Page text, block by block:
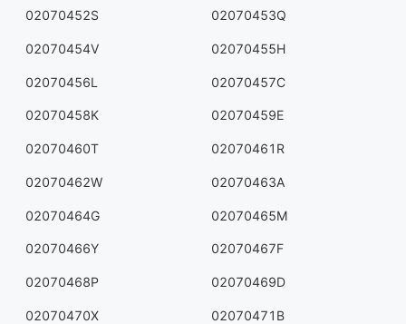
02070452S 02070453Q
02070454V 02070455H
02070456L 02070457C
02070458K 02070459E
02070460T 02070461R
02070462W 02070463A
02070464G 02070465M
02070466Y 02070467F
02070468P 02070469D
02070470X 02070471B